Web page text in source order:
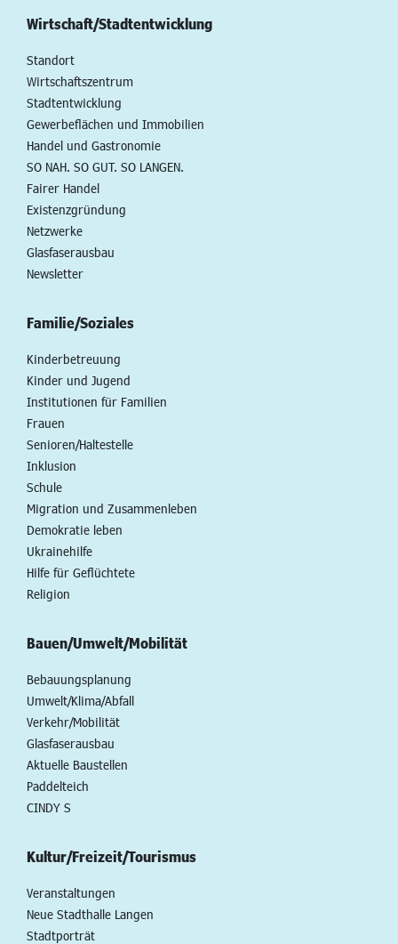
Wirtschaft/Stadtentwicklung
Standort
Wirtschaftszentrum
Stadtentwicklung
Gewerbeflächen und Immobilien
Handel und Gastronomie
SO NAH. SO GUT. SO LANGEN.
Fairer Handel
Existenzgründung
Netzwerke
Glasfaserausbau
Newsletter
Familie/Soziales
Kinderbetreuung
Kinder und Jugend
Institutionen für Familien
Frauen
Senioren/Haltestelle
Inklusion
Schule
Migration und Zusammenleben
Demokratie leben
Ukrainehilfe
Hilfe für Geflüchtete
Religion
Bauen/Umwelt/Mobilität
Bebauungsplanung
Umwelt/Klima/Abfall
Verkehr/Mobilität
Glasfaserausbau
Aktuelle Baustellen
Paddelteich
CINDY S
Kultur/Freizeit/Tourismus
Veranstaltungen
Neue Stadthalle Langen
Stadtporträt